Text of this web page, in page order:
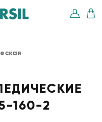
160-2